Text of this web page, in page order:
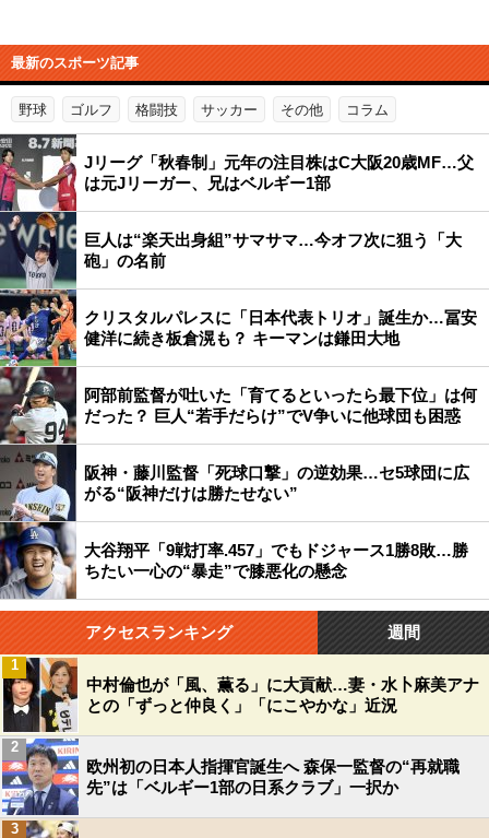
最新のスポーツ記事
野球 ゴルフ 格闘技 サッカー その他 コラム
Jリーグ「秋春制」元年の注目株はC大阪20歳MF…父
は元Jリーガー、兄はベルギー1部
巨人は“楽天出身組”サマサマ…今オフ次に狙う「大
砲」の名前
クリスタルパレスに「日本代表トリオ」誕生か…冨安
健洋に続き板倉滉も？ キーマンは鎌田大地
阿部前監督が吐いた「育てるといったら最下位」は何
だった？ 巨人“若手だらけ”でV争いに他球団も困惑
阪神・藤川監督「死球口撃」の逆効果…セ5球団に広
がる“阪神だけは勝たせない”
大谷翔平「9戦打率.457」でもドジャース1勝8敗…勝
ちたい一心の“暴走”で膝悪化の懸念
アクセスランキング 週間
中村倫也が「風、薫る」に大貢献…妻・水卜麻美アナ
との「ずっと仲良く」「にこやかな」近況
1
欧州初の日本人指揮官誕生へ 森保一監督の“再就職
先”は「ベルギー1部の日系クラブ」一択か
2
3